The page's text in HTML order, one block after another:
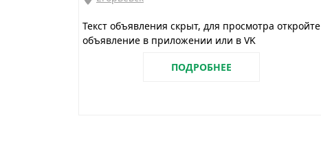
Текст объявления скрыт, для просмотра откройте
объявление в приложении или в VK
ПОДРОБНЕЕ